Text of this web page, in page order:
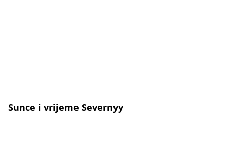
Sunce i vrijeme Severnyy